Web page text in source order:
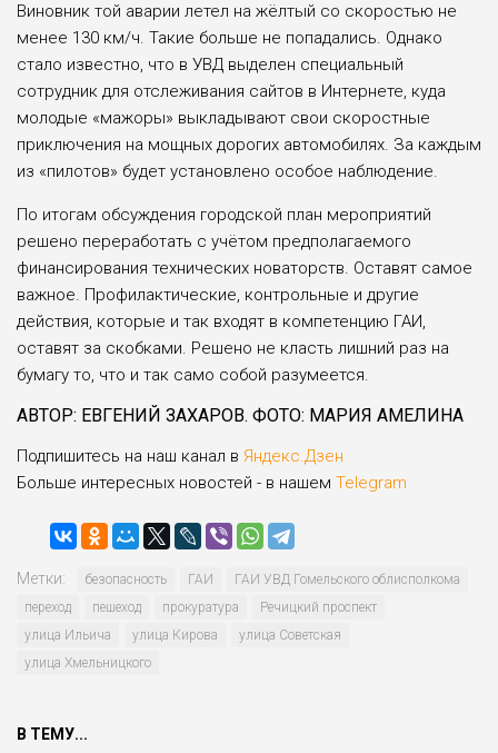
Виновник той аварии летел на жёлтый со скоростью не
менее 130 км/ч. Такие больше не попадались. Однако
стало известно, что в УВД выделен специальный
сотрудник для отслеживания сайтов в Интернете, куда
молодые «мажоры» выкладывают свои скоростные
приключения на мощных дорогих автомобилях. За каждым
из «пилотов» будет установлено особое наблюдение.
По итогам обсуждения городской план мероприятий
решено переработать с учётом предполагаемого
финансирования технических новаторств. Оставят самое
важное. Профилактические, контрольные и другие
действия, которые и так входят в компетенцию ГАИ,
оставят за скобками. Решено не класть лишний раз на
бумагу то, что и так само собой разумеется.
АВТОР: ЕВГЕНИЙ ЗАХАРОВ. ФОТО: МАРИЯ АМЕЛИНА
Подпишитесь на наш канал в Яндекс.Дзен
Больше интересных новостей - в нашем Telegram
Метки: безопасность ГАИ
ГАИ УВД Гомельского облисполкома
переход
пешеход прокуратура
Речицкий проспект
улица Ильича
улица Кирова
улица Советская
улица Хмельницкого
В ТЕМУ...